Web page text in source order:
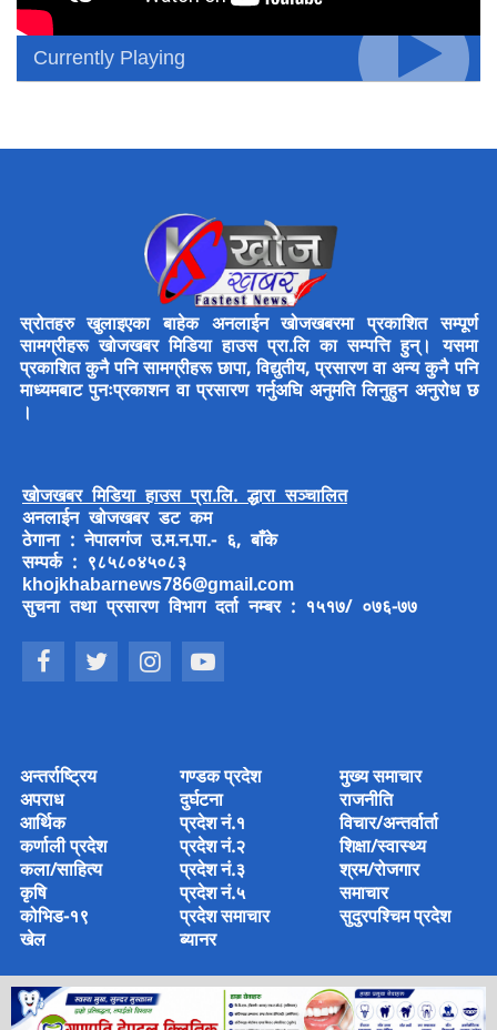
Currently Playing
स्रोतहरु खुलाइएका बाहेक अनलाईन खोजखबरमा प्रकाशित सम्पूर्ण
सामग्रीहरू खोजखबर मिडिया हाउस प्रा.लि का सम्पत्ति हुन्। यसमा
प्रकाशित कुनै पनि सामग्रीहरू छापा, विद्युतीय, प्रसारण वा अन्य कुनै पनि
माध्यमबाट पुनःप्रकाशन वा प्रसारण गर्नुअघि अनुमति लिनुहुन अनुरोध छ
।
खोजखबर मिडिया हाउस प्रा.लि. द्धारा सञ्चालित
अनलाईन खोजखबर डट कम
ठेगाना : नेपालगंज उ.म.न.पा.- ६, बाँके
सम्पर्क : ९८५८०४५०८३
khojkhabarnews786@gmail.com
सुचना तथा प्रसारण विभाग दर्ता नम्बर : १५१७/ ०७६-७७
अन्तर्राष्ट्रिय
अपराध
आर्थिक
कर्णाली प्रदेश
कला/साहित्य
कृषि
कोभिड-१९
खेल
गण्डक प्रदेश
दुर्घटना
प्रदेश नं.१
प्रदेश नं.२
प्रदेश नं.३
प्रदेश नं.५
प्रदेश समाचार
ब्यानर
मुख्य समाचार
राजनीति
विचार/अन्तर्वार्ता
शिक्षा/स्वास्थ्य
श्रम/रोजगार
समाचार
सुदुरपश्चिम प्रदेश